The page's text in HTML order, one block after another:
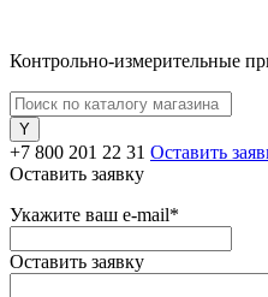
Контрольно-измерительные
+7 800 201 22 31 Оставить
Оставить заявку
Укажите ваш e-mail*
Оставить заявку